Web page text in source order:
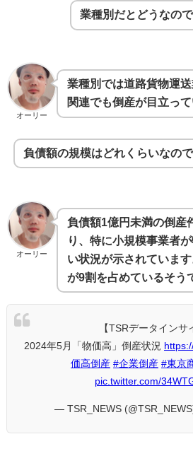
業種別だとどうなの
オーリー
業種別では道路貨物運
関連でも倒産が目立って
負債額の規模はどれくらいなの
オーリー
負債額1億円未満の倒産
り、特に小規模事業者
い状況が示されていま
が9割を占めているそう
【TSRデータインサ
2024年5月「物価高」倒産状況
価高倒産 #企業倒産 #東京
pic.twitter.com/
— TSR_NEWS